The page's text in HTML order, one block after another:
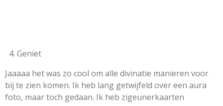
Geniet
Jaaaaa het was zo cool om alle divinatie manieren voor
bij te zien komen. Ik heb lang getwijfeld over een aura
foto, maar toch gedaan. Ik heb zigeunerkaarten